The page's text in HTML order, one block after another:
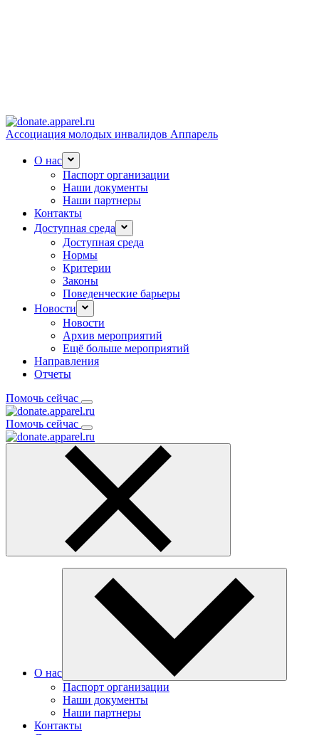
Ассоциация молодых инвалидов Аппарель
О нас
Паспорт организации
Наши документы
Наши партнеры
Контакты
Доступная среда
Доступная среда
Нормы
Критерии
Законы
Поведенческие барьеры
Новости
Новости
Архив мероприятий
Ещё больше мероприятий
Направления
Отчеты
Помочь сейчас
Помочь сейчас
О нас
Паспорт организации
Наши документы
Наши партнеры
Контакты